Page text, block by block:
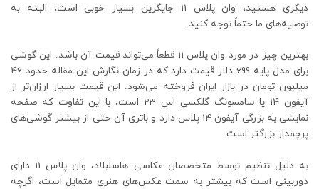
دیگری هستید، وان پلاس 11 جایگزین بسیار خوبی است، البته به
توصیه‌های ما حتماً توجه کنید.
بهترین چیز در مورد وان پلاس 11 قطعاً می‌تواند قیمت آن باشد. این گوشی
برای مدل پایه 699 دلار قیمت دارد که در زمان نگارش این مقاله حدود 46
میلیون تومان در بازار ایران فروخته می‌شود. این قیمت بسیار ارزان‌تر از
آیفون 14 یا سامسونگ گلکسی اس 23 است، با این تفاوت که صفحه
نمایشی به بزرگی آیفون 14 پلاس دارد و باتری آن حتی از بیشتر گوشی‌های
پرچمدار بزرگتر است.
به دلیل تنظیم توسط متخصصان عکاسی هاسلبلاد، وان پلاس 11 دارای
دوربینی است که بیشتر به سمت عکس‌های هنری متمایل است، اگرچه